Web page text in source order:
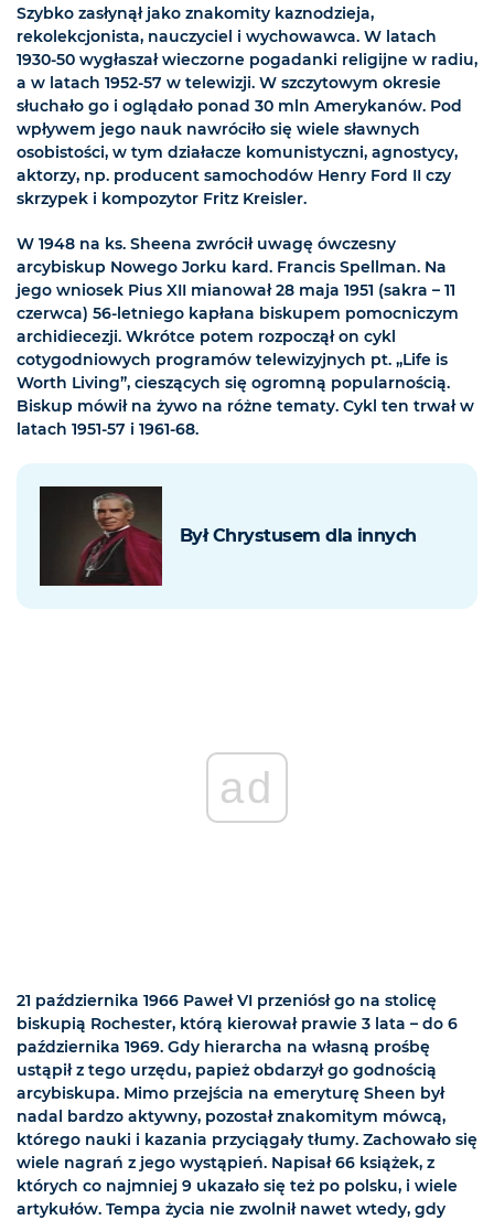
Szybko zasłynął jako znakomity kaznodzieja,
rekolekcjonista, nauczyciel i wychowawca. W latach
1930-50 wygłaszał wieczorne pogadanki religijne w radiu,
a w latach 1952-57 w telewizji. W szczytowym okresie
słuchało go i oglądało ponad 30 mln Amerykanów. Pod
wpływem jego nauk nawróciło się wiele sławnych
osobistości, w tym działacze komunistyczni, agnostycy,
aktorzy, np. producent samochodów Henry Ford II czy
skrzypek i kompozytor Fritz Kreisler.
W 1948 na ks. Sheena zwrócił uwagę ówczesny
arcybiskup Nowego Jorku kard. Francis Spellman. Na
jego wniosek Pius XII mianował 28 maja 1951 (sakra – 11
czerwca) 56-letniego kapłana biskupem pomocniczym
archidiecezji. Wkrótce potem rozpoczął on cykl
cotygodniowych programów telewizyjnych pt. „Life is
Worth Living”, cieszących się ogromną popularnością.
Biskup mówił na żywo na różne tematy. Cykl ten trwał w
latach 1951-57 i 1961-68.
Był Chrystusem dla innych
ad
21 października 1966 Paweł VI przeniósł go na stolicę
biskupią Rochester, którą kierował prawie 3 lata – do 6
października 1969. Gdy hierarcha na własną prośbę
ustąpił z tego urzędu, papież obdarzył go godnością
arcybiskupa. Mimo przejścia na emeryturę Sheen był
nadal bardzo aktywny, pozostał znakomitym mówcą,
którego nauki i kazania przyciągały tłumy. Zachowało się
wiele nagrań z jego wystąpień. Napisał 66 książek, z
których co najmniej 9 ukazało się też po polsku, i wiele
artykułów. Tempa życia nie zwolnił nawet wtedy, gdy